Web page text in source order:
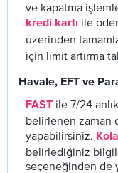
ve kapatma
kredi kartı ile
üzerinden
için limit artırma
Havale, EFT ve
FAST ile 7/24
belirlenen zaman
yapabilirsiniz.
belirlediğiniz
seçeneğinden de